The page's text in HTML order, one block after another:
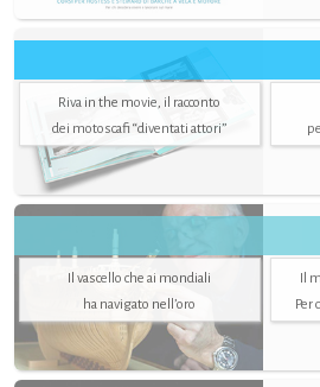
Riva in the movie, il racconto
dei motoscafi “diventati attori”
Il vascello che ai mondiali
ha navigato nell’oro
Il
Per